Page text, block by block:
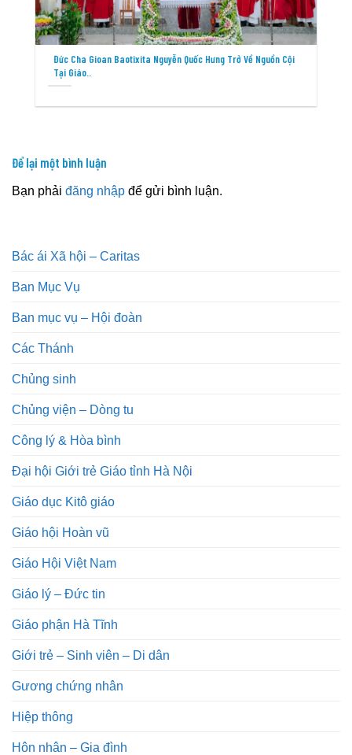
Đức Cha Gioan Baotixita Nguyễn Quốc Hưng Trở Về Nguồn Cội
Tại Giáo..
Để lại một bình luận
Bạn phải đăng nhập để gửi bình luận.
Bác ái Xã hội – Caritas
Ban Mục Vụ
Ban mục vụ – Hội đoàn
Các Thánh
Chủng sinh
Chủng viện – Dòng tu
Công lý & Hòa bình
Đại hội Giới trẻ Giáo tỉnh Hà Nội
Giáo dục Kitô giáo
Giáo hội Hoàn vũ
Giáo Hội Việt Nam
Giáo lý – Đức tin
Giáo phận Hà Tĩnh
Giới trẻ – Sinh viên – Di dân
Gương chứng nhân
Hiệp thông
Hôn nhân – Gia đình